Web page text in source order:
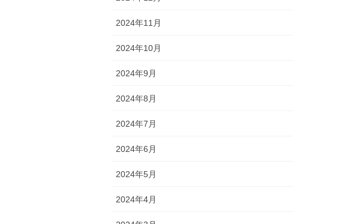
2024年11月
2024年10月
2024年9月
2024年8月
2024年7月
2024年6月
2024年5月
2024年4月